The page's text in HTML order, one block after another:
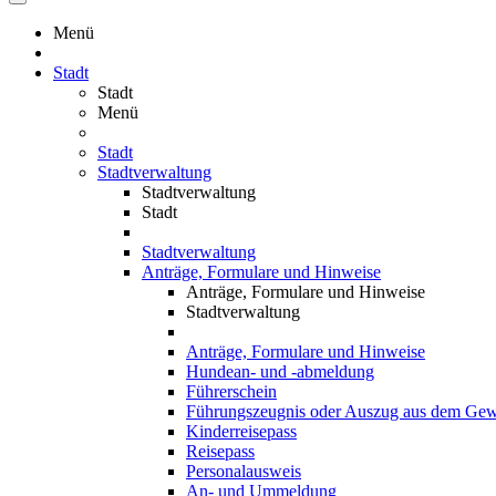
Menü
Stadt
Stadt
Menü
Stadt
Stadtverwaltung
Stadtverwaltung
Stadt
Stadtverwaltung
Anträge, Formulare und Hinweise
Anträge, Formulare und Hinweise
Stadtverwaltung
Anträge, Formulare und Hinweise
Hundean- und -abmeldung
Führerschein
Führungszeugnis oder Auszug aus dem
Kinderreisepass
Reisepass
Personalausweis
An- und Ummeldung